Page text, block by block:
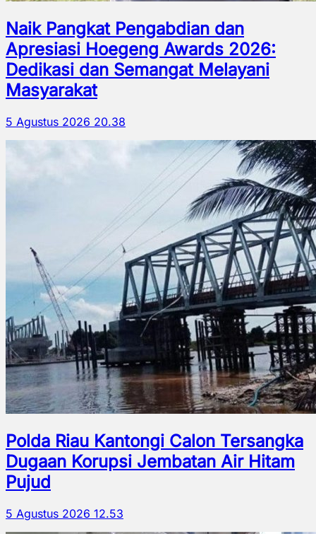
Naik Pangkat Pengabdian dan
Apresiasi Hoegeng Awards 2026:
Dedikasi dan Semangat Melayani
Masyarakat
5 Agustus 2026 20.38
Polda Riau Kantongi Calon Tersangka
Dugaan Korupsi Jembatan Air Hitam
Pujud
5 Agustus 2026 12.53